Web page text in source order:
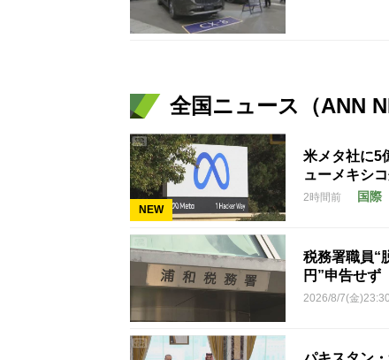
全国ニュース（ANN
NEW
米メタ社に
ューメキシコ
2時間前 国際
税務署職員“
円”申告せず
2026/8/7(金)23:30